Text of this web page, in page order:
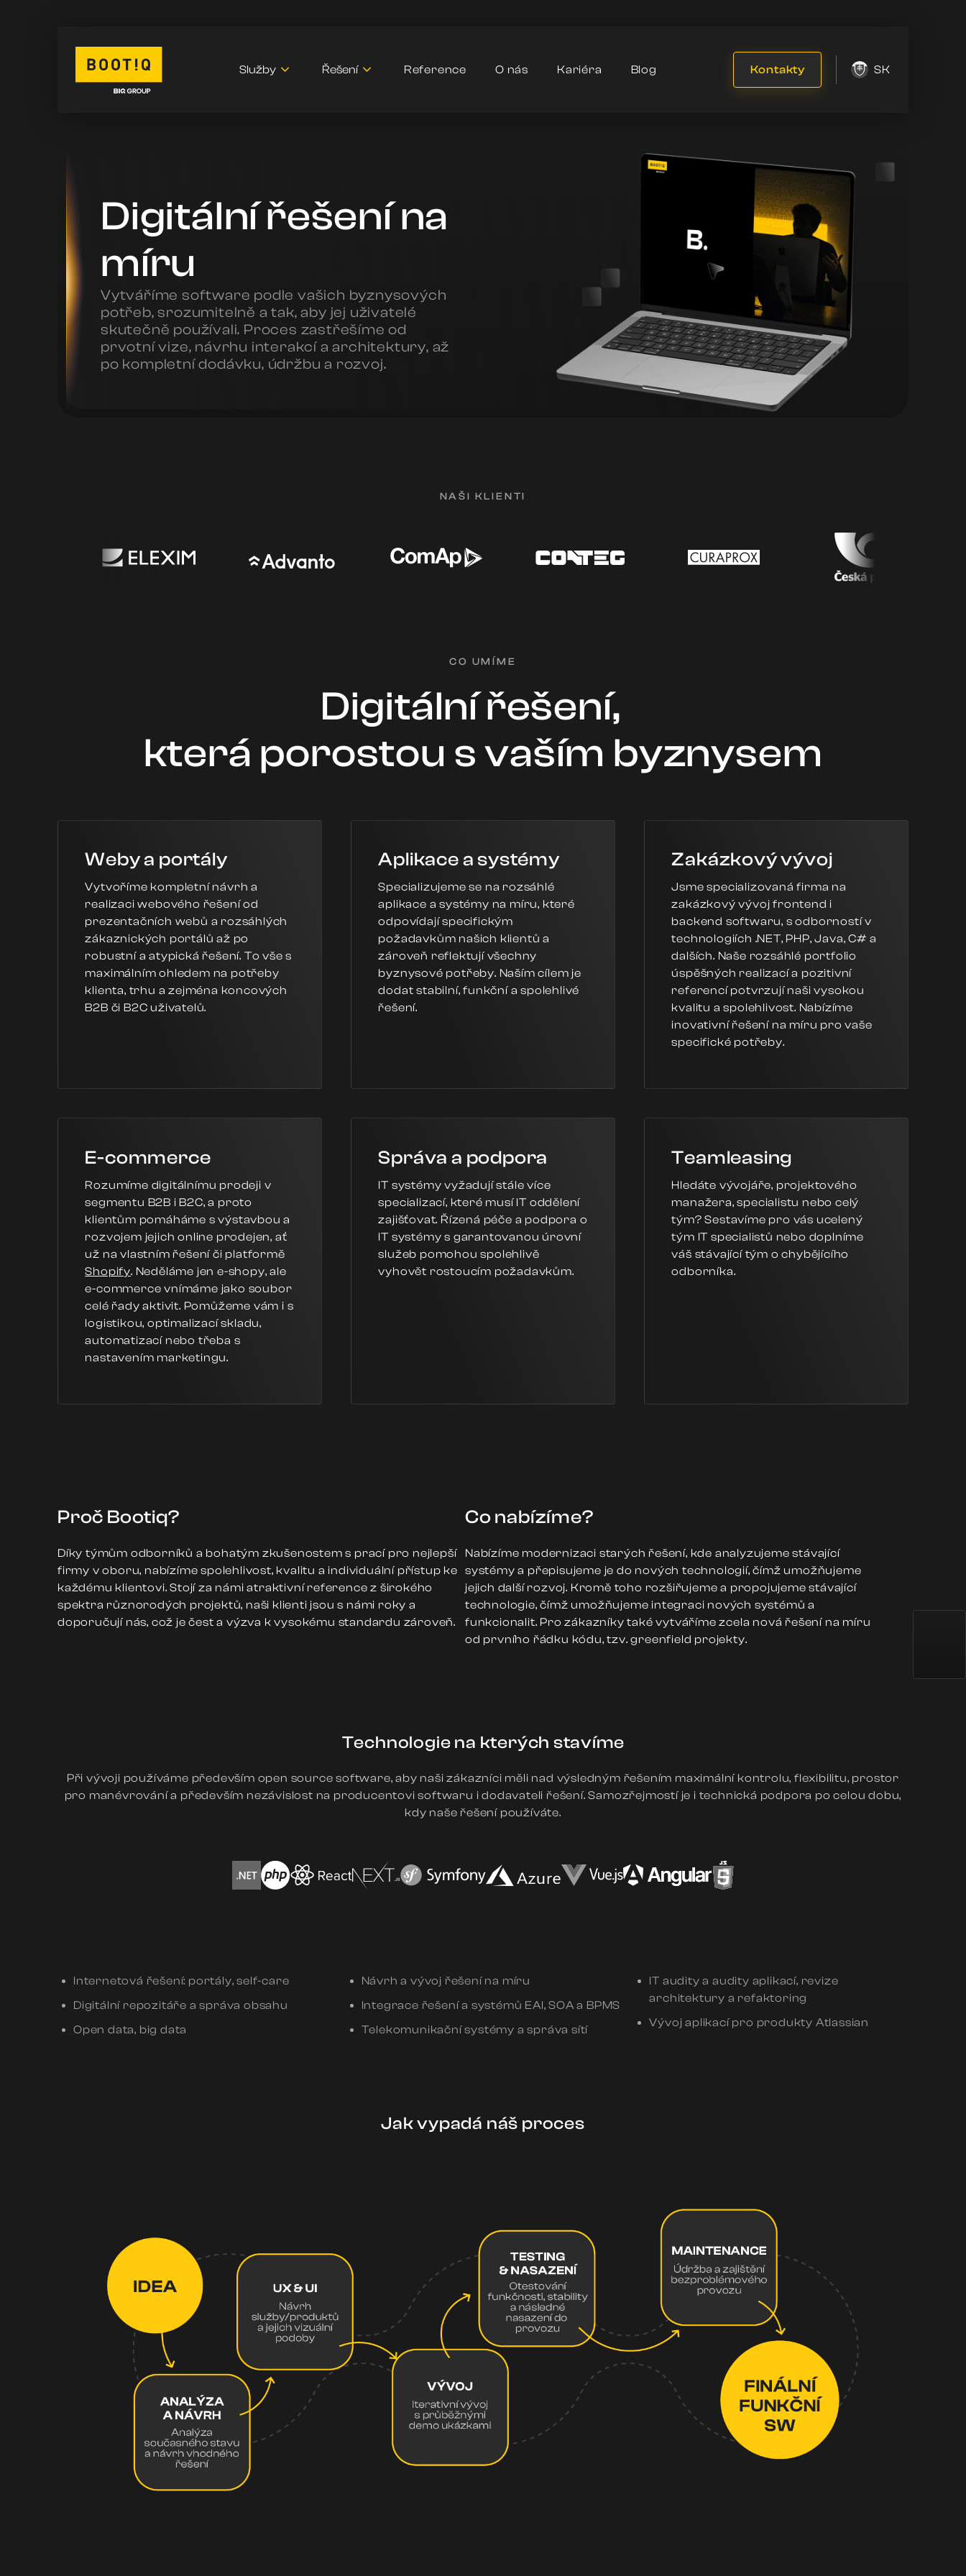
Služby Řešení Reference O nás Kariéra Blog Kontakty SK
Digitální řešení na
míru
Vytváříme software podle vašich byznysových
potřeb, srozumitelně a tak, aby jej uživatelé
skutečně používali. Proces zastřešíme od
prvotní vize, návrhu interakcí a architektury, až
po kompletní dodávku, údržbu a rozvoj.
NAŠI KLIENTI
CO UMÍME
Digitální řešení,
která porostou s vaším byznysem
Weby a portály
Vytvoříme kompletní návrh a
realizaci webového řešení od
prezentačních webů a rozsáhlých
zákaznických portálů až po
robustní a atypická řešení. To vše s
maximálním ohledem na potřeby
klienta, trhu a zejména koncových
B2B či B2C uživatelů.
Aplikace a systémy
Specializujeme se na rozsáhlé
aplikace a systémy na míru, které
odpovídají specifickým
požadavkům našich klientů a
zároveň reflektují všechny
byznysové potřeby. Naším cílem je
dodat stabilní, funkční a spolehlivé
řešení.
Zakázkový vývoj
Jsme specializovaná firma na
zakázkový vývoj frontend i
backend softwaru, s odborností v
technologiích .NET, PHP, Java, C# a
dalších. Naše rozsáhlé portfolio
úspěšných realizací a pozitivní
referencí potvrzují naši vysokou
kvalitu a spolehlivost. Nabízíme
inovativní řešení na míru pro vaše
specifické potřeby.
E-commerce
Rozumíme digitálnímu prodeji v
segmentu B2B i B2C, a proto
klientům pomáháme s výstavbou a
rozvojem jejich online prodejen, ať
už na vlastním řešení či platformě
Shopify. Neděláme jen e-shopy, ale
e-commerce vnímáme jako soubor
celé řady aktivit. Pomůžeme vám i s
logistikou, optimalizací skladu,
automatizací nebo třeba s
nastavením marketingu.
Správa a podpora
IT systémy vyžadují stále více
specializací, které musí IT oddělení
zajišťovat. Řízená péče a podpora o
IT systémy s garantovanou úrovní
služeb pomohou spolehlivě
vyhovět rostoucím požadavkům.
Teamleasing
Hledáte vývojáře, projektového
manažera, specialistu nebo celý
tým? Sestavíme pro vás ucelený
tým IT specialistů nebo doplníme
váš stávající tým o chybějícího
odborníka.
Proč Bootiq?
Díky týmům odborníků a bohatým zkušenostem s prací pro nejlepší
firmy v oboru, nabízíme spolehlivost, kvalitu a individuální přístup ke
každému klientovi. Stojí za námi atraktivní reference z širokého
spektra různorodých projektů, naši klienti jsou s námi roky a
doporučují nás, což je čest a výzva k vysokému standardu zároveň.
Co nabízíme?
Nabízíme modernizaci starých řešení, kde analyzujeme stávající
systémy a přepisujeme je do nových technologií, čímž umožňujeme
jejich další rozvoj. Kromě toho rozšiřujeme a propojujeme stávající
technologie, čímž umožňujeme integraci nových systémů a
funkcionalit. Pro zákazníky také vytváříme zcela nová řešení na míru
od prvního řádku kódu, tzv. greenfield projekty.
Technologie na kterých stavíme
Při vývoji používáme především open source software, aby naši zákazníci měli nad výsledným řešením maximální kontrolu, flexibilitu, prostor
pro manévrování a především nezávislost na producentovi softwaru i dodavateli řešení. Samozřejmostí je i technická podpora po celou dobu,
kdy naše řešení používáte.
Internetová řešení: portály, self-care
Digitální repozitáře a správa obsahu
Open data, big data
Návrh a vývoj řešení na míru
Integrace řešení a systémů EAI, SOA a BPMS
Telekomunikační systémy a správa sítí
IT audity a audity aplikací, revize
architektury a refaktoring
Vývoj aplikací pro produkty Atlassian
Jak vypadá náš proces